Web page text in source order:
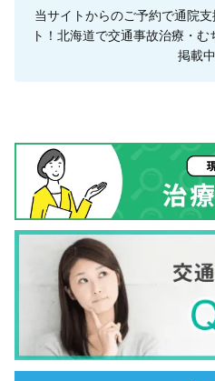
当サイトからのご予約で通院
ト！北海道で交通事故治療・
掲載中